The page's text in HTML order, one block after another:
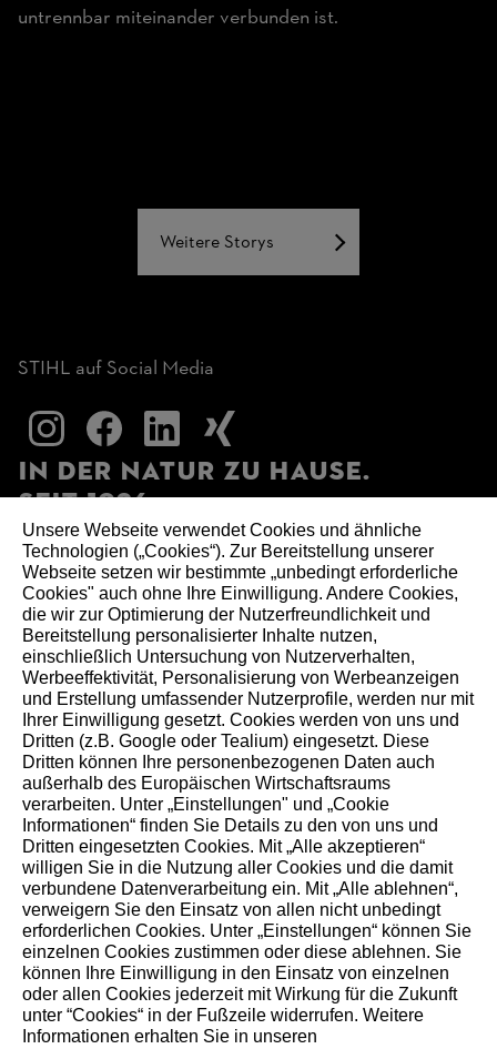
untrennbar miteinander verbunden ist.
Weitere Storys
STIHL auf Social Media
In der Natur zu Hause.
Seit 1926.
Seit 100 Jahren prägen Verantwortung und Fortschritt
unser Handeln – für Menschen, Natur und kommende
Generationen.
corporate.stihl.de
Impressum
Unsere Webseite verwendet Cookies und ähnliche
Technologien („Cookies“). Zur Bereitstellung unserer
Webseite setzen wir bestimmte „unbedingt erforderliche
Cookies" auch ohne Ihre Einwilligung. Andere Cookies,
die wir zur Optimierung der Nutzerfreundlichkeit und
Bereitstellung personalisierter Inhalte nutzen,
einschließlich Untersuchung von Nutzerverhalten,
Werbeeffektivität, Personalisierung von Werbeanzeigen
und Erstellung umfassender Nutzerprofile, werden nur mit
Ihrer Einwilligung gesetzt. Cookies werden von uns und
Dritten (z.B. Google oder Tealium) eingesetzt. Diese
Dritten können Ihre personenbezogenen Daten auch
außerhalb des Europäischen Wirtschaftsraums
verarbeiten. Unter „Einstellungen" und „Cookie
Informationen“ finden Sie Details zu den von uns und
Dritten eingesetzten Cookies. Mit „Alle akzeptieren“
willigen Sie in die Nutzung aller Cookies und die damit
verbundene Datenverarbeitung ein. Mit „Alle ablehnen“,
verweigern Sie den Einsatz von allen nicht unbedingt
erforderlichen Cookies. Unter „Einstellungen“ können Sie
einzelnen Cookies zustimmen oder diese ablehnen. Sie
können Ihre Einwilligung in den Einsatz von einzelnen
oder allen Cookies jederzeit mit Wirkung für die Zukunft
unter “Cookies“ in der Fußzeile widerrufen. Weitere
Informationen erhalten Sie in unseren